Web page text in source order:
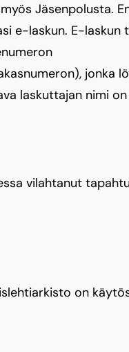
Jäsenpolusta.
e-laskun. E-
jonka
laskuttajan nimi on
vilahtanut
on